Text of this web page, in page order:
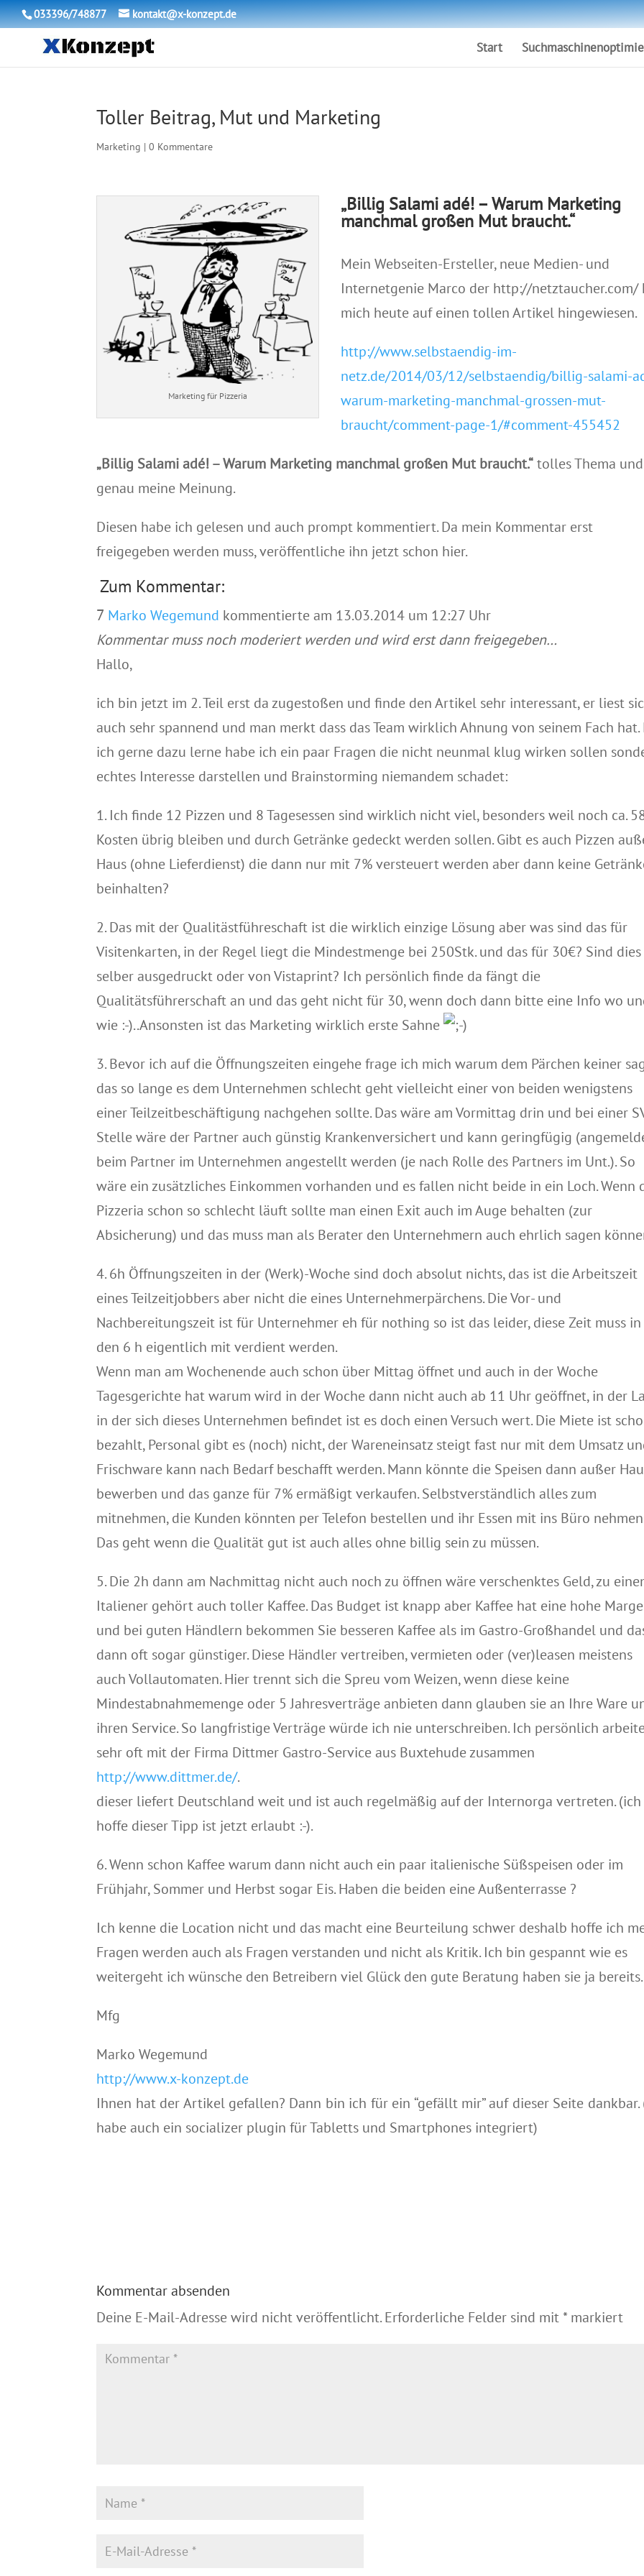
033396/748877 kontakt@x-konzept.de
Start
Toller Beitrag, Mut und Marketing
Marketing |0 Kommentare
Marketing für Pizzeria
„Billig Salami adé! – Warum Marketing
manchmal großen Mut braucht.“
Mein Webseiten-Ersteller, neue Medien- und
Internetgenie Marco der http://netztaucher.com/
mich heute auf einen tollen Artikel hingewiesen.
http://www.selbstaendig-im-
netz.de/2014/03/12/selbstaendig/billig-salami-
warum-marketing-manchmal-grossen-mut-
braucht/comment-page-1/#comment-455452
„Billig Salami adé! – Warum Marketing manchmal großen Mut braucht.“tolles Thema und
genau meine Meinung.
Diesen habe ich gelesen und auch prompt kommentiert. Da mein Kommentar erst
freigegeben werden muss, veröffentliche ihn jetzt schon hier.
Zum Kommentar:
7 Marko Wegemund kommentierte am 13.03.2014 um 12:27 Uhr
Kommentar muss noch moderiert werden und wird erst dann freigegeben…
Hallo,
ich bin jetzt im 2. Teil erst da zugestoßen und finde den Artikel sehr interessant, er liest
auch sehr spannend und man merkt dass das Team wirklich Ahnung von seinem Fach hat.
ich gerne dazu lerne habe ich ein paar Fragen die nicht neunmal klug wirken sollen
echtes Interesse darstellen und Brainstorming niemandem schadet:
1. Ich finde 12 Pizzen und 8 Tagesessen sind wirklich nicht viel, besonders weil noch ca.
Kosten übrig bleiben und durch Getränke gedeckt werden sollen. Gibt es auch Pizzen
Haus (ohne Lieferdienst) die dann nur mit 7% versteuert werden aber dann keine
beinhalten?
2. Das mit der Qualitästführeschaft ist die wirklich einzige Lösung aber was sind das für
Visitenkarten, in der Regel liegt die Mindestmenge bei 250Stk. und das für 30€? Sind dies
selber ausgedruckt oder von Vistaprint? Ich persönlich finde da fängt die
Qualitätsführerschaft an und das geht nicht für 30, wenn doch dann bitte eine Info wo
wie :-)..Ansonsten ist das Marketing wirklich erste Sahne
3. Bevor ich auf die Öffnungszeiten eingehe frage ich mich warum dem Pärchen keiner
das so lange es dem Unternehmen schlecht geht vielleicht einer von beiden wenigstens
einer Teilzeitbeschäftigung nachgehen sollte. Das wäre am Vormittag drin und bei einer
Stelle wäre der Partner auch günstig Krankenversichert und kann geringfügig
beim Partner im Unternehmen angestellt werden (je nach Rolle des Partners im Unt.). So
wäre ein zusätzliches Einkommen vorhanden und es fallen nicht beide in ein Loch. Wenn
Pizzeria schon so schlecht läuft sollte man einen Exit auch im Auge behalten (zur
Absicherung) und das muss man als Berater den Unternehmern auch ehrlich sagen
4. 6h Öffnungszeiten in der (Werk)-Woche sind doch absolut nichts, das ist die Arbeitszeit
eines Teilzeitjobbers aber nicht die eines Unternehmerpärchens. Die Vor- und
Nachbereitungszeit ist für Unternehmer eh für nothing so ist das leider, diese Zeit muss in
den 6 h eigentlich mit verdient werden.
Wenn man am Wochenende auch schon über Mittag öffnet und auch in der Woche
Tagesgerichte hat warum wird in der Woche dann nicht auch ab 11 Uhr geöffnet, in der
in der sich dieses Unternehmen befindet ist es doch einen Versuch wert. Die Miete ist
bezahlt, Personal gibt es (noch) nicht, der Wareneinsatz steigt fast nur mit dem Umsatz
Frischware kann nach Bedarf beschafft werden. Mann könnte die Speisen dann außer
bewerben und das ganze für 7% ermäßigt verkaufen. Selbstverständlich alles zum
mitnehmen, die Kunden könnten per Telefon bestellen und ihr Essen mit ins Büro
Das geht wenn die Qualität gut ist auch alles ohne billig sein zu müssen.
5. Die 2h dann am Nachmittag nicht auch noch zu öffnen wäre verschenktes Geld, zu
Italiener gehört auch toller Kaffee. Das Budget ist knapp aber Kaffee hat eine hohe Marge
und bei guten Händlern bekommen Sie besseren Kaffee als im Gastro-Großhandel und
dann oft sogar günstiger. Diese Händler vertreiben, vermieten oder (ver)leasen meistens
auch Vollautomaten. Hier trennt sich die Spreu vom Weizen, wenn diese keine
Mindestabnahmemenge oder 5 Jahresverträge anbieten dann glauben sie an Ihre Ware
ihren Service. So langfristige Verträge würde ich nie unterschreiben. Ich persönlich
sehr oft mit der Firma Dittmer Gastro-Service aus Buxtehude zusammen
http://www.dittmer.de/.
dieser liefert Deutschland weit und ist auch regelmäßig auf der Internorga vertreten. (ich
hoffe dieser Tipp ist jetzt erlaubt :-).
6. Wenn schon Kaffee warum dann nicht auch ein paar italienische Süßspeisen oder im
Frühjahr, Sommer und Herbst sogar Eis. Haben die beiden eine Außenterrasse ?
Ich kenne die Location nicht und das macht eine Beurteilung schwer deshalb hoffe ich
Fragen werden auch als Fragen verstanden und nicht als Kritik. Ich bin gespannt wie es
weitergeht ich wünsche den Betreibern viel Glück den gute Beratung haben sie ja bereits.
Mfg
Marko Wegemund
http://www.x-konzept.de
Ihnen hat der Artikel gefallen? Dann bin ich für ein “gefällt mir” auf dieser Seite dankbar.
habe auch ein socializer plugin für Tabletts und Smartphones integriert)
Kommentar absenden
Deine E-Mail-Adresse wird nicht veröffentlicht. Erforderliche Felder sind mit*markiert